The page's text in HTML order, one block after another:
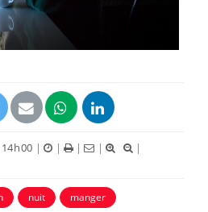
| | | |
|
nuit manger